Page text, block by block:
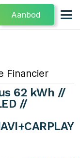
Aanbod
Financier
62 kWh //
//